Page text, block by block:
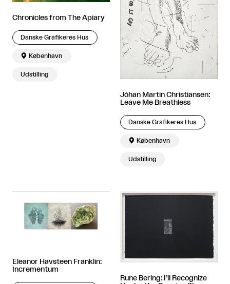
Chronicles from The Apiary
Danske Grafikeres Hus
 København
Udstilling
Jóhan Martin Christiansen:
Leave Me Breathless
Danske Grafikeres Hus
 København
Udstilling
Eleanor Havsteen Franklin:
Incrementum
Rune Bering: I’ll Recognize